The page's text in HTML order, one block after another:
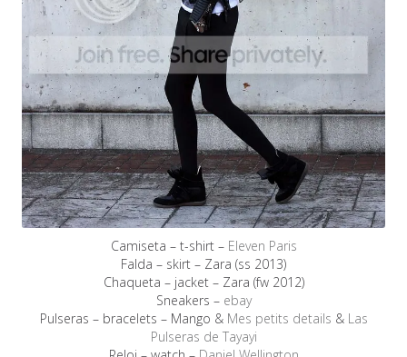
Camiseta – t-shirt – Eleven Paris
Falda – skirt – Zara (ss 2013)
Chaqueta – jacket – Zara (fw 2012)
Sneakers – ebay
Pulseras – bracelets – Mango & Mes petits details & Las
Pulseras de Tayayi